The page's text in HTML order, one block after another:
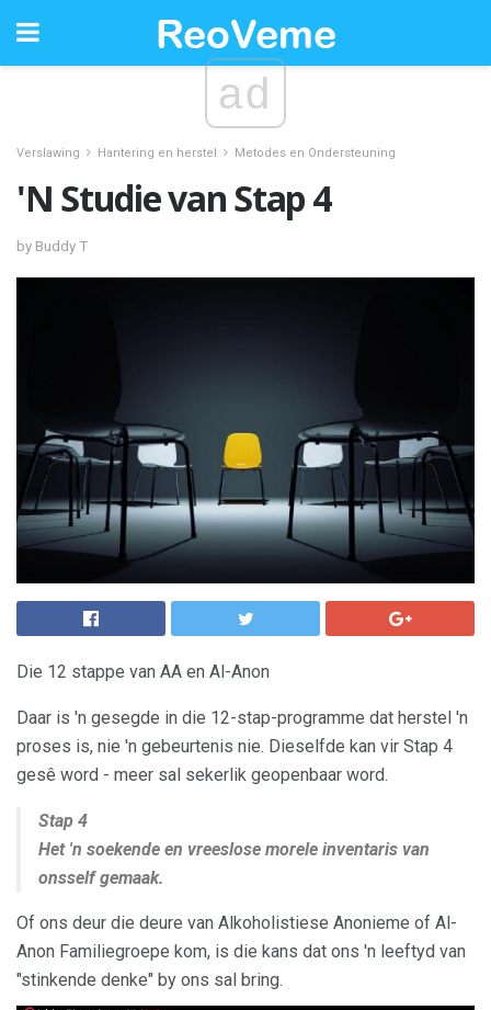
ad
Verslawing Hantering en herstel Metodes en Ondersteuning
'N Studie van Stap 4
by Buddy T
Die 12 stappe van AA en Al-Anon
Daar is 'n gesegde in die 12-stap-programme dat herstel 'n
proses is, nie 'n gebeurtenis nie. Dieselfde kan vir Stap 4
gesê word - meer sal sekerlik geopenbaar word.
Stap 4
Het 'n soekende en vreeslose morele inventaris van
onsself gemaak.
Of ons deur die deure van Alkoholistiese Anonieme of Al-
Anon Familiegroepe kom, is die kans dat ons 'n leeftyd van
"stinkende denke" by ons sal bring.